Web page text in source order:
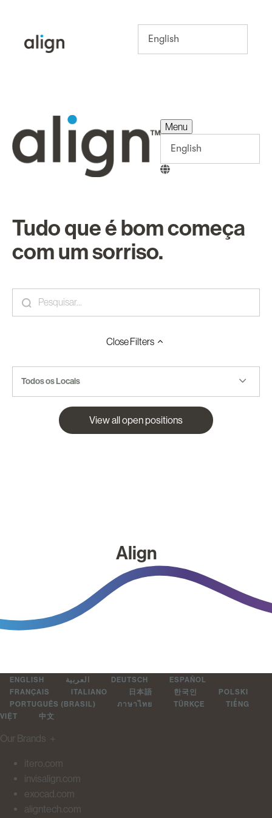
Menu
Tudo que é bom começa
com um sorriso.
CloseFilters
Todos os Locais
View all open positions
Align
ENGLISH العربية DEUTSCH
ESPAÑOL
FRANÇAIS
ITALIANO 日本語 한국인
POLSKI
PORTUGUÊS (BRASIL)
ภาษาไทย TÜRKÇE
TIẾNG
VIỆT
中文
Our Brands ＋
itero.com
invisalign.com
exocad.com
aligntech.com